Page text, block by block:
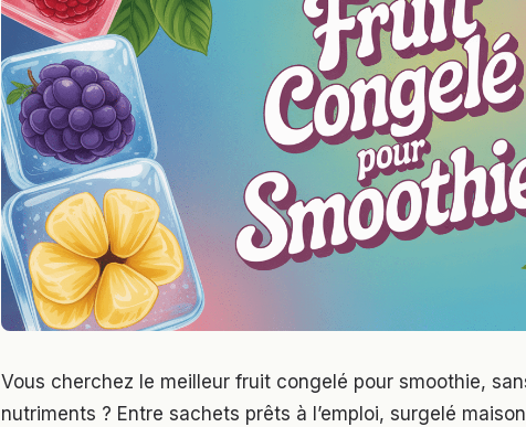
Vous cherchez le meilleur fruit congelé pour smoothie,
nutriments ? Entre sachets prêts à l’emploi, surgelé